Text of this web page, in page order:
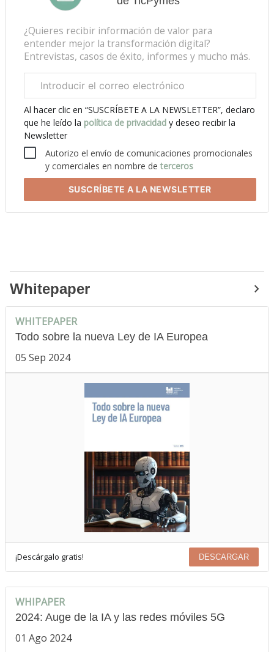
¿Quieres recibir información de valor para
entender mejor la transformación digital?
Entrevistas, casos de éxito, informes y mucho más.
electrónico
corporativo
Al hacer clic en “SUSCRÍBETE A LA NEWSLETTER”, declaro
que he leído la política de privacidad y deseo recibir la
Newsletter
Autorizo el envío de comunicaciones promocionales
y comerciales en nombre deterceros
SUSCRÍBETE A LA NEWSLETTER
Whitepaper
WHITEPAPER
Todo sobre la nueva Ley de IA Europea
05 Sep 2024
¡Descárgalo gratis! DESCARGAR
WHIPAPER
2024: Auge de la IA y las redes móviles 5G
01 Ago 2024